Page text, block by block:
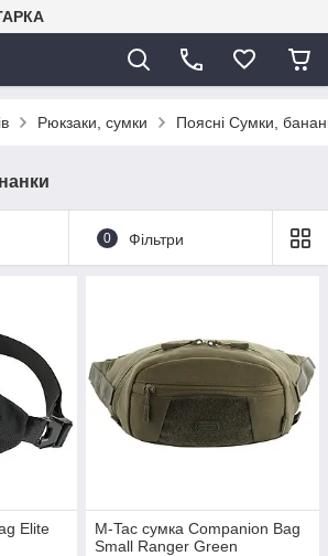
Рюкзаки, сумки Поясні Сумки,
0 Фільтри
Elite
M-Tac сумка Companion Bag
Small Ranger Green